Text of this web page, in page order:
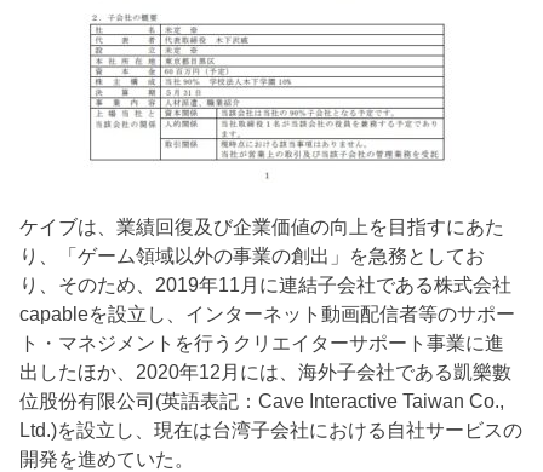
ケイブは、業績回復及び企業価値の向上を目指すにあた
り、「ゲーム領域以外の事業の創出」を急務としてお
り、そのため、2019年11月に連結子会社である株式会社
capableを設立し、インターネット動画配信者等のサポー
ト・マネジメントを行うクリエイターサポート事業に進
出したほか、2020年12月には、海外子会社である凱樂數
位股份有限公司(英語表記：Cave Interactive Taiwan Co.,
Ltd.)を設立し、現在は台湾子会社における自社サービスの
開発を進めていた。